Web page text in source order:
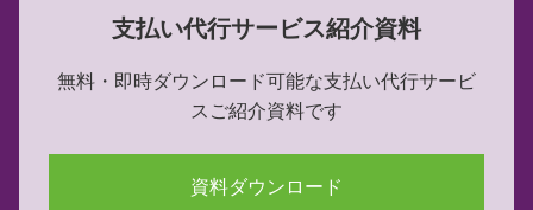
支払い代行サービス紹介資料
無料・即時ダウンロード可能な支払い代行サービ
スご紹介資料です
資料ダウンロード